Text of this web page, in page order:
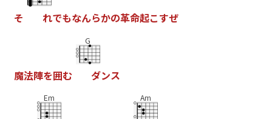
そ れでもなんらかの革命起こすぜ
魔法陣を囲む
G
ダンス
Em Am